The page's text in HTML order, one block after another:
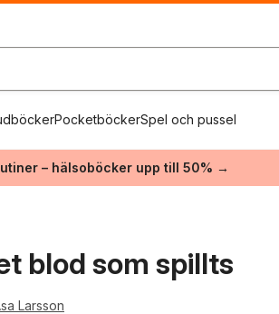
PocketböckerSpel och pussel
– hälsoböcker upp till 50% →
blod som spillts
Larsson